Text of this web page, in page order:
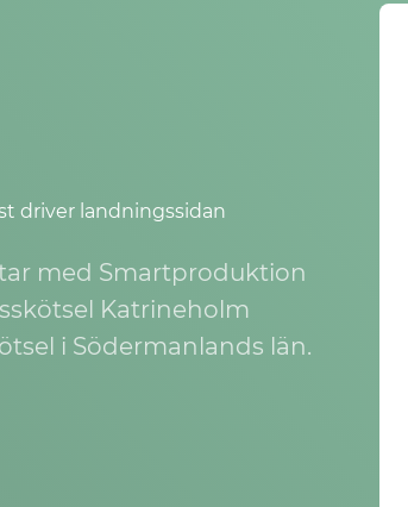
driver landningssidan
med Smartproduktion
Katrineholm
i Södermanlands län.